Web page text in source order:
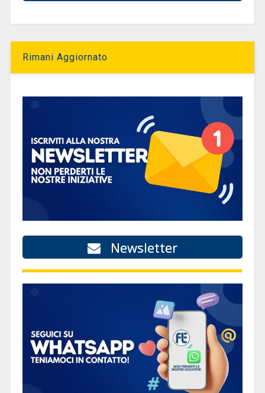
Rimani Aggiornato
Newsletter